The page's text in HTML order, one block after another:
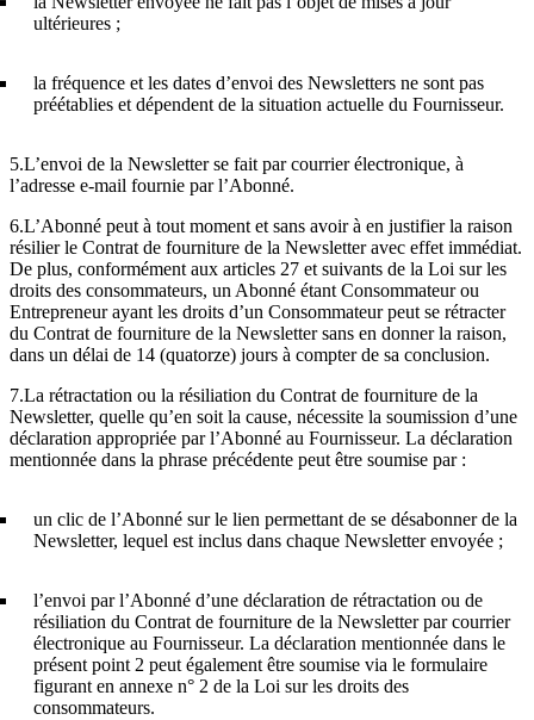
ultérieures ;
la fréquence et les dates d’envoi des Newsletters ne sont pas
préétablies et dépendent de la situation actuelle du Fournisseur.
5.L’envoi de la Newsletter se fait par courrier électronique, à
l’adresse e-mail fournie par l’Abonné.
6.L’Abonné peut à tout moment et sans avoir à en justifier la raison
résilier le Contrat de fourniture de la Newsletter avec effet immédiat.
De plus, conformément aux articles 27 et suivants de la Loi sur les
droits des consommateurs, un Abonné étant Consommateur ou
Entrepreneur ayant les droits d’un Consommateur peut se rétracter
du Contrat de fourniture de la Newsletter sans en donner la raison,
dans un délai de 14 (quatorze) jours à compter de sa conclusion.
7.La rétractation ou la résiliation du Contrat de fourniture de la
Newsletter, quelle qu’en soit la cause, nécessite la soumission d’une
déclaration appropriée par l’Abonné au Fournisseur. La déclaration
mentionnée dans la phrase précédente peut être soumise par :
un clic de l’Abonné sur le lien permettant de se désabonner de la
Newsletter, lequel est inclus dans chaque Newsletter envoyée ;
l’envoi par l’Abonné d’une déclaration de rétractation ou de
résiliation du Contrat de fourniture de la Newsletter par courrier
électronique au Fournisseur. La déclaration mentionnée dans le
présent point 2 peut également être soumise via le formulaire
figurant en annexe n° 2 de la Loi sur les droits des
consommateurs.